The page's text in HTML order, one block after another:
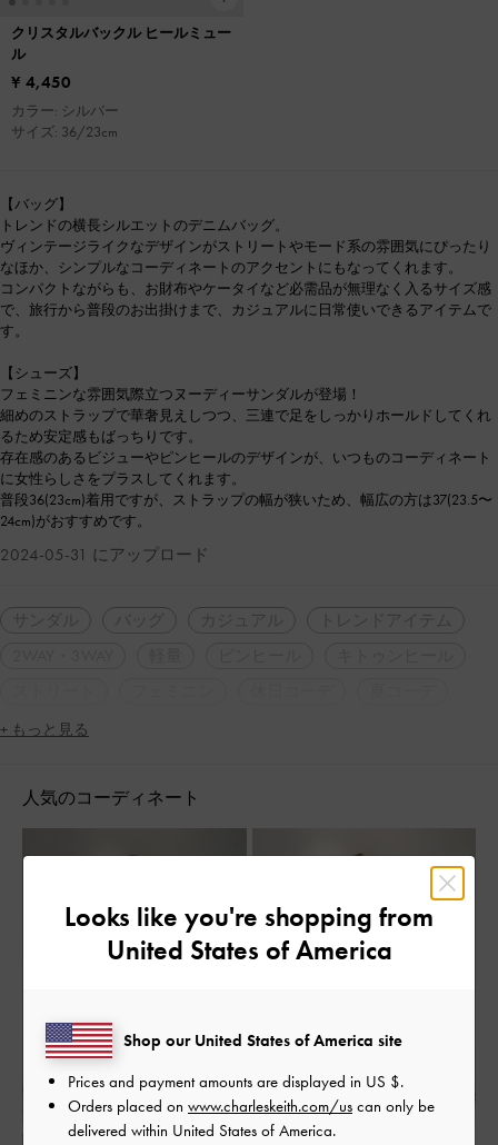
クリスタルバックル ヒールミュー
ル
¥ 4,450
カラー: シルバー
サイズ: 36/23cm
【バッグ】
トレンドの横長シルエットのデニムバッグ。
ヴィンテージライクなデザインがストリートやモード系の雰囲気にぴったり
なほか、シンプルなコーディネートのアクセントにもなってくれます。
コンパクトながらも、お財布やケータイなど必需品が無理なく入るサイズ感
で、旅行から普段のお出掛けまで、カジュアルに日常使いできるアイテムで
す。
【シューズ】
フェミニンな雰囲気際立つヌーディーサンダルが登場！
細めのストラップで華奢見えしつつ、三連で足をしっかりホールドしてくれ
るため安定感もばっちりです。
存在感のあるビジューやピンヒールのデザインが、いつものコーディネート
に女性らしさをプラスしてくれます。
普段36(23cm)着用ですが、ストラップの幅が狭いため、幅広の方は37(23.5〜
24cm)がおすすめです。
2024-05-31 にアップロード
トレンドアイテム
旅行
デート
+ もっと見る
人気のコーディネート
Looks like you're shopping from
United States of America
Shop our United States of America site
Prices and payment amounts are displayed in US $.
Orders placed on www.charleskeith.com/us can only be
delivered within United States of America.